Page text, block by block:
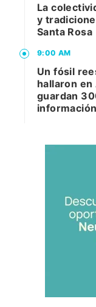
La
y
Santa Rosa
9:00 AM
Un fósil
hallaron en
guardan
información